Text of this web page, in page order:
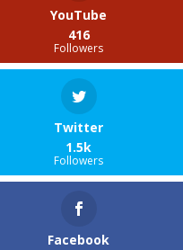
YouTube
416
Followers
Twitter
1.5k
Followers
Facebook